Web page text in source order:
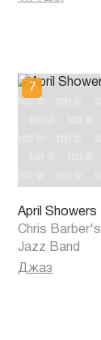
April Showers
Chris Barber's
Jazz Band
Джаз